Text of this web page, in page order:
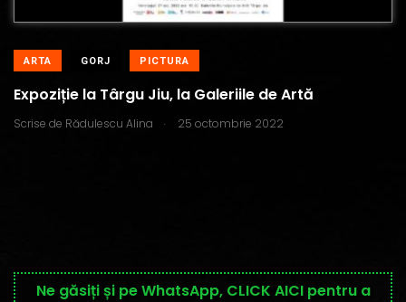
ARTA GORJ PICTURA
Expoziție la Târgu Jiu, la Galeriile de Artă
Scrise de Rădulescu Alina . 25 octombrie 2022
Ne găsiți și pe WhatsApp, CLICK AICI pentru a